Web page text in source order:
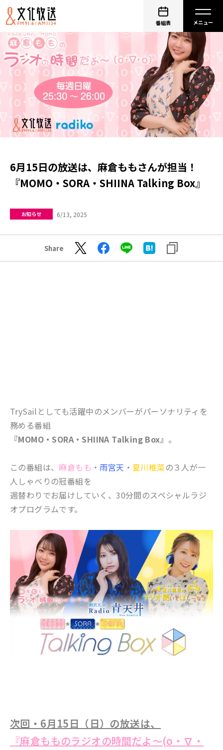
番組表
6月15日の放送は、麻倉ももさんが担当！
『MOMO・SORA・SHIINA Talking Box』
お知らせ 6/13, 2025
Share
TrySailとしても活躍中のメンバーがパーソナリティを
務める番組
『MOMO・SORA・SHIINA Talking Box』 。
この番組は、麻倉もも ・ 雨宮天 ・ 夏川椎菜の３人が一
人しゃべりの冠番組を
週替わりでお届けしていく、30分間のスペシャルラジ
オプログラムです。
次回・6月15日（日）の放送は、
『麻倉もものラジオの時間だよ～(o・∇・